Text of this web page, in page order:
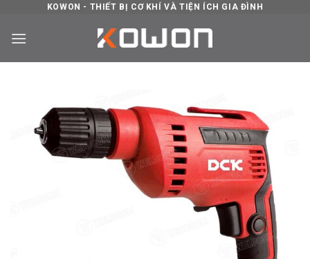
content
KOWON - THIẾT BỊ CƠ KHÍ VÀ TIỆN ÍCH GIA ĐÌNH